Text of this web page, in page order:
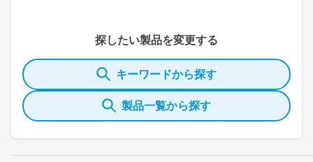
探したい製品を変更する
キーワードから探す
製品一覧から探す